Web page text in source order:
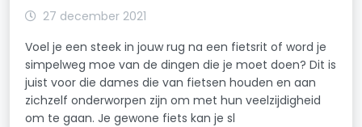
27 december 2021
Voel je een steek in jouw rug na een fietsrit of word je
simpelweg moe van de dingen die je moet doen? Dit is
juist voor die dames die van fietsen houden en aan
zichzelf onderworpen zijn om met hun veelzijdigheid
om te gaan. Je gewone fiets kan je sl